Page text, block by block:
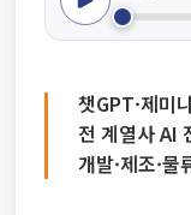
챗GPT·제미
전 계열사 AI
개발·제조·